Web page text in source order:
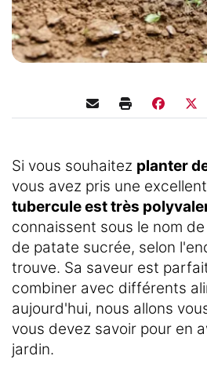
Si vous souhaitez planter
vous avez pris une
tubercule est très
connaissent sous le nom
de patate sucrée, selon
trouve. Sa saveur est
combiner avec différents
aujourd'hui, nous allons
vous devez savoir pour en
jardin.